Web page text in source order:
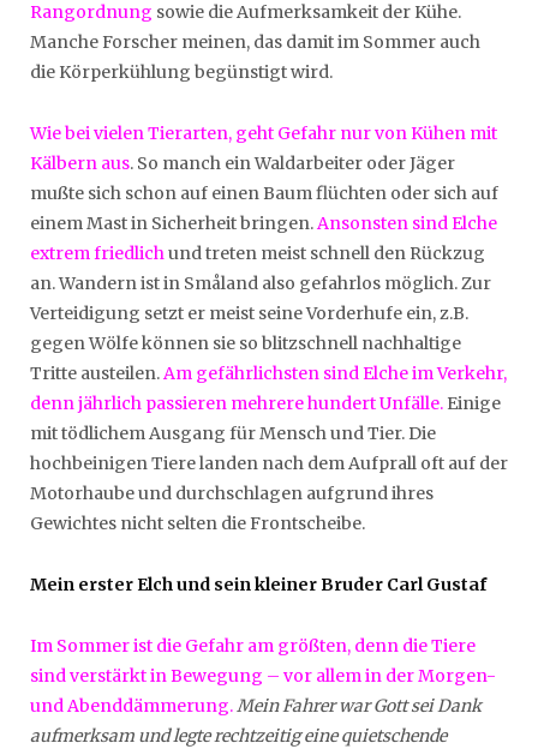
Rangordnung sowie die Aufmerksamkeit der Kühe.
Manche Forscher meinen, das damit im Sommer auch
die Körperkühlung begünstigt wird.
Wie bei vielen Tierarten, geht Gefahr nur von Kühen mit
Kälbern aus. So manch ein Waldarbeiter oder Jäger
mußte sich schon auf einen Baum flüchten oder sich auf
einem Mast in Sicherheit bringen.Ansonsten sind Elche
extrem friedlichund treten meist schnell den Rückzug
an. Wandern ist in Småland also gefahrlos möglich. Zur
Verteidigung setzt er meist seine Vorderhufe ein, z.B.
gegen Wölfe können sie so blitzschnell nachhaltige
Tritte austeilen.Am gefährlichsten sind Elche im Verkehr,
denn jährlich passieren mehrere hundert Unfälle. Einige
mit tödlichem Ausgang für Mensch und Tier. Die
hochbeinigen Tiere landen nach dem Aufprall oft auf der
Motorhaube und durchschlagen aufgrund ihres
Gewichtes nicht selten die Frontscheibe.
Mein erster Elch und sein kleiner Bruder Carl Gustaf
Im Sommer ist die Gefahr am größten, denn die Tiere
sind verstärkt in Bewegung – vor allem in der Morgen-
und Abenddämmerung.Mein Fahrer war Gott sei Dank
aufmerksam und legte rechtzeitig eine quietschende